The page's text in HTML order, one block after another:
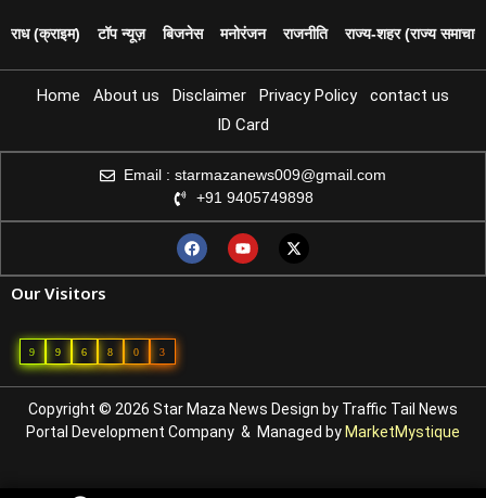
(क्राइम) टॉप न्यूज़ बिजनेस मनोरंजन राजनीति राज्य‑शहर (राज्य समाचार)
Home About us Disclaimer Privacy Policy
contact us
ID Card
Email : starmazanews009@gmail.com
+91 9405749898
Our Visitors
9 9 6 8 0 3
Copyright © 2026 Star Maza News Design by Traffic Tail News
Portal Development Company & Managed by MarketMystique